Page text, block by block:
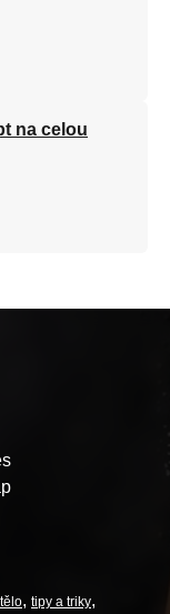
na celou
tipy a triky